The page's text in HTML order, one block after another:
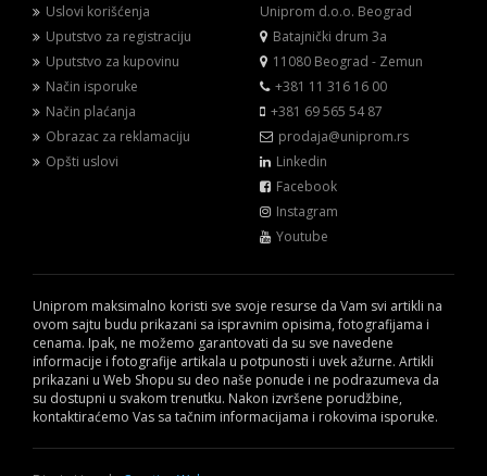
Uslovi korišćenja
Uputstvo za registraciju
Uputstvo za kupovinu
Način isporuke
Način plaćanja
Obrazac za reklamaciju
Opšti uslovi
Uniprom d.o.o. Beograd
Batajnički drum 3a
11080 Beograd - Zemun
+381 11 316 16 00
+381 69 565 54 87
prodaja@uniprom.rs
Linkedin
Facebook
Instagram
Youtube
Uniprom maksimalno koristi sve svoje resurse da Vam svi artikli na
ovom sajtu budu prikazani sa ispravnim opisima, fotografijama i
cenama. Ipak, ne možemo garantovati da su sve navedene
informacije i fotografije artikala u potpunosti i uvek ažurne. Artikli
prikazani u Web Shopu su deo naše ponude i ne podrazumeva da
su dostupni u svakom trenutku. Nakon izvršene porudžbine,
kontaktiraćemo Vas sa tačnim informacijama i rokovima isporuke.